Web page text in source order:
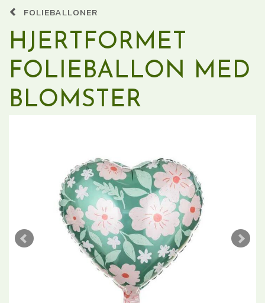
FOLIEBALLONER
HJERTFORMET
FOLIEBALLON MED
BLOMSTER